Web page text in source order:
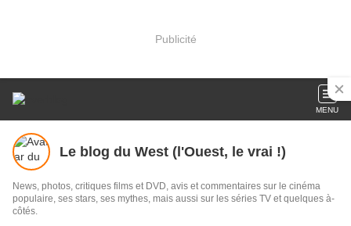
Publicité
MENU
Le blog du West (l'Ouest, le vrai !)
News, photos, critiques films et DVD, avis et commentaires sur le cinéma
populaire, ses stars, ses mythes, mais aussi sur les séries TV et quelques à-
côtés.